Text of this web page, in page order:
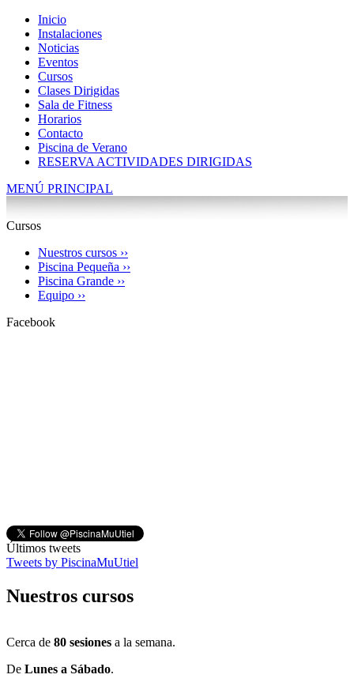
Inicio
Instalaciones
Noticias
Eventos
Cursos
Clases Dirigidas
Sala de Fitness
Horarios
Contacto
Piscina de Verano
RESERVA ACTIVIDADES DIRIGIDAS
MENÚ PRINCIPAL
Cursos
Nuestros cursos ››
Piscina Pequeña ››
Piscina Grande ››
Equipo ››
Facebook
Últimos tweets
Tweets by PiscinaMuUtiel
Nuestros cursos
Cerca de 80 sesiones a la semana.
De Lunes a Sábado.